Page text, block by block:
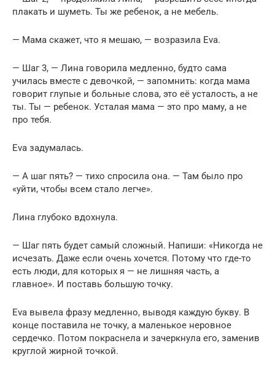
плакать и шуметь. Ты же ребенок, а не мебель.
— Мама скажет, что я мешаю, — возразила Eva.
— Шаг 3, — Лина говорила медленно, будто сама
училась вместе с девочкой, — запомнить: когда мама
говорит глупые и больные слова, это её усталость, а не
ты. Ты — ребенок. Усталая мама — это про маму, а не
про тебя.
Eva задумалась.
— А шаг пять? — тихо спросила она. — Там было про
«уйти, чтобы всем стало легче».
Лина глубоко вдохнула.
— Шаг пять будет самый сложный. Напиши: «Никогда не
исчезать. Даже если очень хочется. Потому что где-то
есть люди, для которых я — не лишняя часть, а
главное». И поставь большую точку.
Eva вывела фразу медленно, выводя каждую букву. В
конце поставила не точку, а маленькое неровное
сердечко. Потом покраснела и зачеркнула его, заменив
круглой жирной точкой.